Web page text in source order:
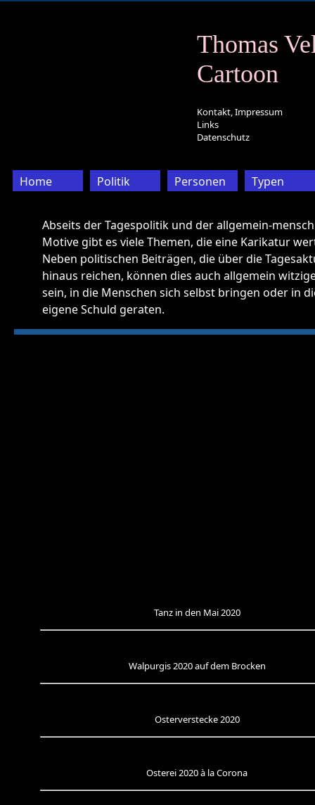
Thomas
Cartoon
Kontakt, Impressum
Links
Datenschutz
Home Politik Personen Typen
Abseits der Tagespolitik und der allgemein-
Motive gibt es viele Themen, die eine Karikatur
Neben politischen Beiträgen, die über die
hinaus reichen, können dies auch allgemein
sein, in die Menschen sich selbst bringen oder in
Tanz in den Mai 2020
Walpurgis 2020 auf dem Brocken
Osterverstecke 2020
Osterei 2020 à la Corona